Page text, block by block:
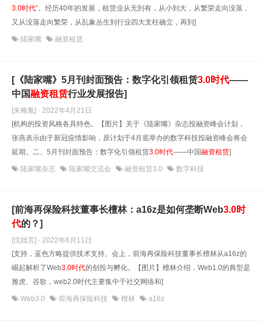
3.0时代”。经历40年的发展，租赁业从无到有，从小到大，从繁荣走向没落，
又从没落走向繁荣，从乱象丛生到行业四大支柱确立，再到]
陆家嘴 融资租赁
[《陆家嘴》5月刊封面预告：数字化引领租赁3.0时代——
中国融资租赁行业发展报告]
[朱梅胤] · 2022年4月21日
[机构的投资风格各具特色。【图片】关于《陆家嘴》杂志投融资峰会计划，
张燕表示由于新冠疫情影响，原计划于4月底举办的数字科技投融资峰会将会
延期。二、5月刊封面预告：数字化引领租赁3.0时代——中国融资租赁]
陆家嘴杂志 陆家嘴交流会 融资租赁3.0 数字科技
[前海再保险科技董事长檀林：a16z是如何垄断Web3.0时
代的？]
[沈拙言] · 2022年6月11日
[支持，蓝色方略提供技术支持。会上，前海再保险科技董事长檀林从a16z的
崛起解析了Web3.0时代的创投与孵化。【图片】檀林介绍，Web1.0的典型是
雅虎、谷歌，web2.0时代主要集中于社交网络和]
Web3.0 前海再保险科技 檀林 a16z